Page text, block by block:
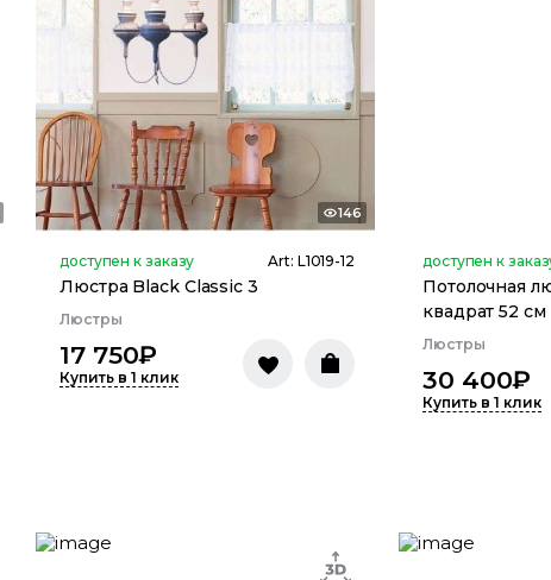
146
доступен к заказу Art: L1019-12
Люстра Black Classic 3
Люстры
17 750₽
Купить в 1 клик
доступен к
Потолочная
квадрат 52 см
Люстры
30 400₽
Купить в 1 клик